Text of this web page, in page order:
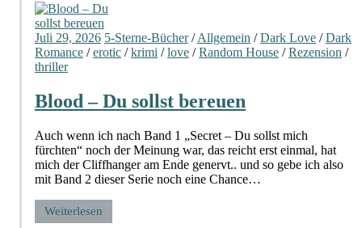
Juli 29, 2026 5-Sterne-Bücher/Allgemein /Dark Love /Dark
Romance /erotic /krimi /love /Random House /Rezension /
thriller
Blood – Du sollst bereuen
Auch wenn ich nach Band 1 „Secret – Du sollst mich
fürchten“ noch der Meinung war, das reicht erst einmal, hat
mich der Cliffhanger am Ende genervt.. und so gebe ich also
mit Band 2 dieser Serie noch eine Chance…
Weiterlesen